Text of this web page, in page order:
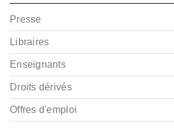
Presse
Libraires
Enseignants
Droits dérivés
Offres d'emploi